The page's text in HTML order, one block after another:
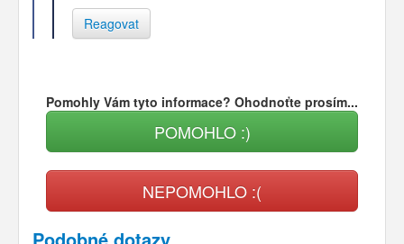
Reagovat
Pomohly Vám tyto informace? Ohodnoťte prosím...
POMOHLO :)
NEPOMOHLO :(